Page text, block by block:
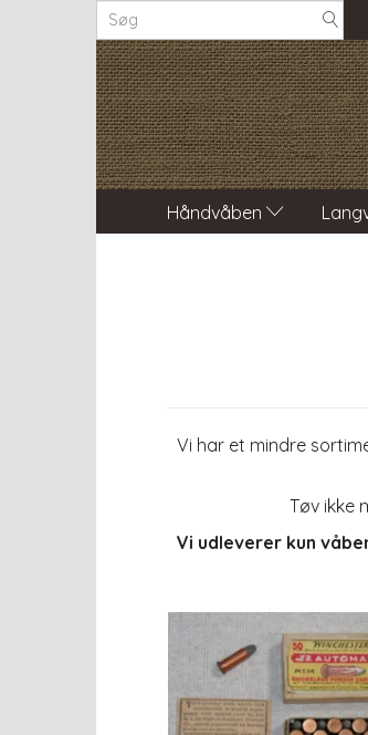
Håndvåben
Vi har et mindre
Tøv ikke
Vi udleverer kun